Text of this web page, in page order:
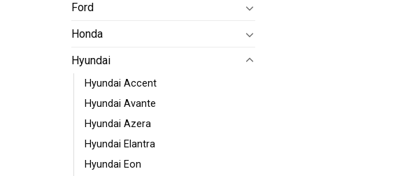
Ford
Honda
Hyundai
Hyundai Accent
Hyundai Avante
Hyundai Azera
Hyundai Elantra
Hyundai Eon